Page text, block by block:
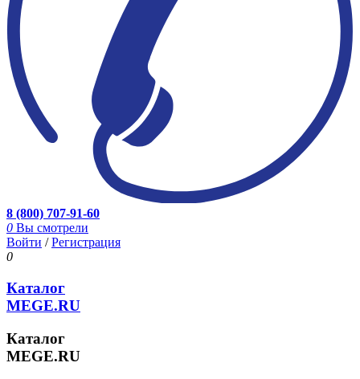
8 (800) 707-91-60
0 Вы смотрели
Войти /Регистрация
0
Каталог
MEGE.RU
Каталог
MEGE.RU